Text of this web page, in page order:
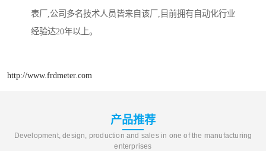
表厂,公司多名技术人员皆来自该厂,目前拥有自动化行业
经验达20年以上。
http://www.frdmeter.com
产品推荐
Development, design, production and sales in one of the manufacturing
enterprises